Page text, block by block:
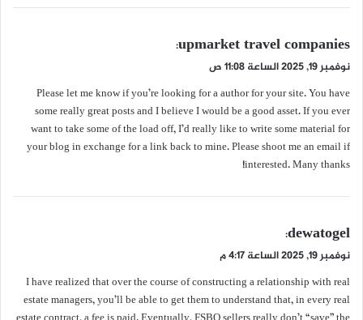
ي
ق
ل
upmarket travel companies
:
نوفمبر 19, 2025 الساعة 11:08 ص
Please let me know if you’re looking for a author for your site. You have
some really great posts and I believe I would be a good asset. If you ever
want to take some of the load off, I’d really like to write some material for
your blog in exchange for a link back to mine. Please shoot me an email if
interested. Many thanks!
ي
ق
ل
dewatogel
:
نوفمبر 19, 2025 الساعة 4:17 م
I have realized that over the course of constructing a relationship with real
estate managers, you’ll be able to get them to understand that, in every real